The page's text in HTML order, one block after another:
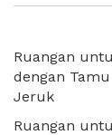
Ruangan
dengan
Jeruk
Ruangan